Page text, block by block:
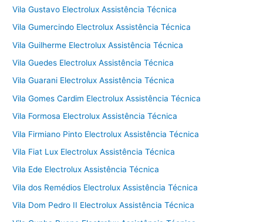
Vila Gustavo Electrolux Assistência Técnica
Vila Gumercindo Electrolux Assistência Técnica
Vila Guilherme Electrolux Assistência Técnica
Vila Guedes Electrolux Assistência Técnica
Vila Guarani Electrolux Assistência Técnica
Vila Gomes Cardim Electrolux Assistência Técnica
Vila Formosa Electrolux Assistência Técnica
Vila Firmiano Pinto Electrolux Assistência Técnica
Vila Fiat Lux Electrolux Assistência Técnica
Vila Ede Electrolux Assistência Técnica
Vila dos Remédios Electrolux Assistência Técnica
Vila Dom Pedro II Electrolux Assistência Técnica